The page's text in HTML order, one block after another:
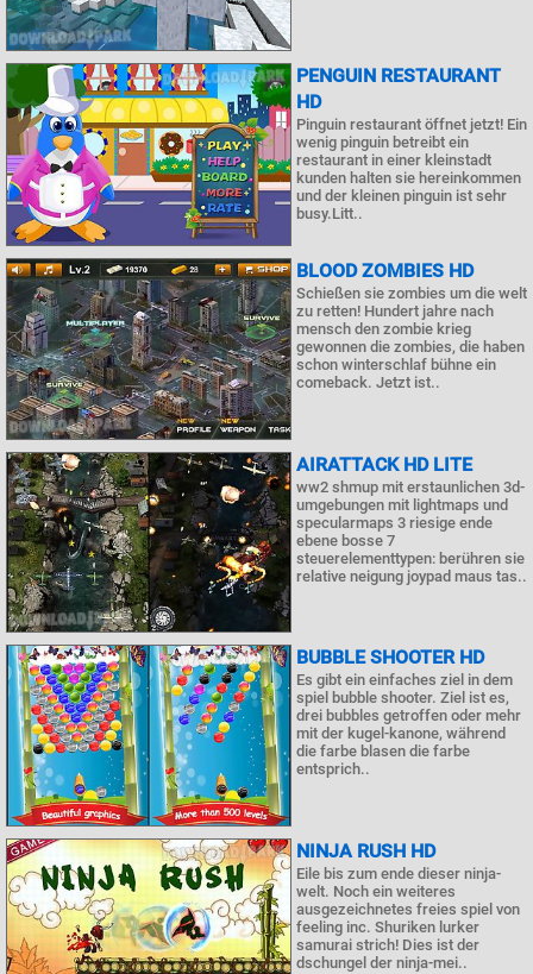
PENGUIN RESTAURANT
HD
Pinguin restaurant öffnet jetzt! Ein
wenig pinguin betreibt ein
restaurant in einer kleinstadt
kunden halten sie hereinkommen
und der kleinen pinguin ist sehr
busy.Litt..
BLOOD ZOMBIES HD
Schießen sie zombies um die welt
zu retten! Hundert jahre nach
mensch den zombie krieg
gewonnen die zombies, die haben
schon winterschlaf bühne ein
comeback. Jetzt ist..
AIRATTACK HD LITE
ww2 shmup mit erstaunlichen 3d-
umgebungen mit lightmaps und
specularmaps 3 riesige ende
ebene bosse 7
steuerelementtypen: berühren sie
relative neigung joypad maus tas..
BUBBLE SHOOTER HD
Es gibt ein einfaches ziel in dem
spiel bubble shooter. Ziel ist es,
drei bubbles getroffen oder mehr
mit der kugel-kanone, während
die farbe blasen die farbe
entsprich..
NINJA RUSH HD
Eile bis zum ende dieser ninja-
welt. Noch ein weiteres
ausgezeichnetes freies spiel von
feeling inc. Shuriken lurker
samurai strich! Dies ist der
dschungel der ninja-mei..